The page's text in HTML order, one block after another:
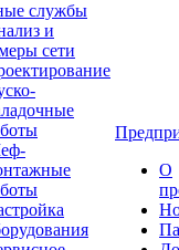
службы
и
сети
О